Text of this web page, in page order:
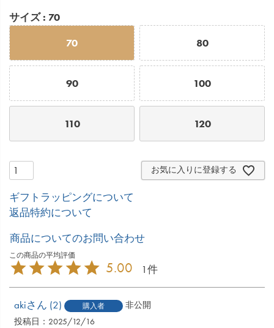
サイズ 70
70 80
90 100
110 120
お気に入りに登録する
ギフトラッピングについて
返品特約について
商品についてのお問い合わせ
5.00 1
aki 2 購入者
非公開
投稿日
2025/12/16